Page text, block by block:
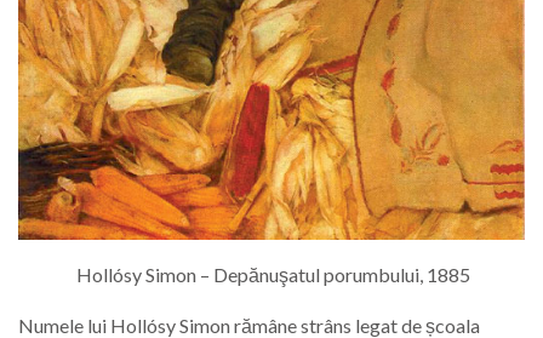
Hollósy Simon – Depănuşatul porumbului, 1885
Numele lui Hollósy Simon rămâne strâns legat de școala